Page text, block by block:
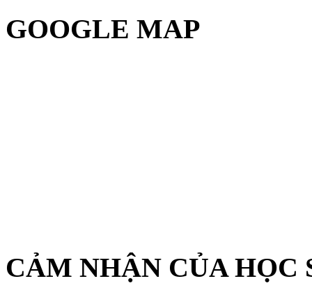
GOOGLE MAP
CẢM NHẬN CỦA HỌC